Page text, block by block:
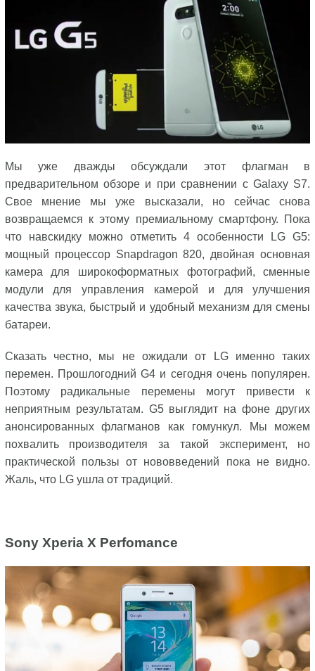
Мы уже дважды обсуждали этот флагман в
предварительном обзоре и при сравнении с Galaxy S7.
Свое мнение мы уже высказали, но сейчас снова
возвращаемся к этому премиальному смартфону. Пока
что навскидку можно отметить 4 особенности LG G5:
мощный процессор Snapdragon 820, двойная основная
камера для широкоформатных фотографий, сменные
модули для управления камерой и для улучшения
качества звука, быстрый и удобный механизм для смены
батареи.
Сказать честно, мы не ожидали от LG именно таких
перемен. Прошлогодний G4 и сегодня очень популярен.
Поэтому радикальные перемены могут привести к
неприятным результатам. G5 выглядит на фоне других
анонсированных флагманов как гомункул. Мы можем
похвалить производителя за такой эксперимент, но
практической пользы от нововведений пока не видно.
Жаль, что LG ушла от традиций.
Sony Xperia X Perfomance